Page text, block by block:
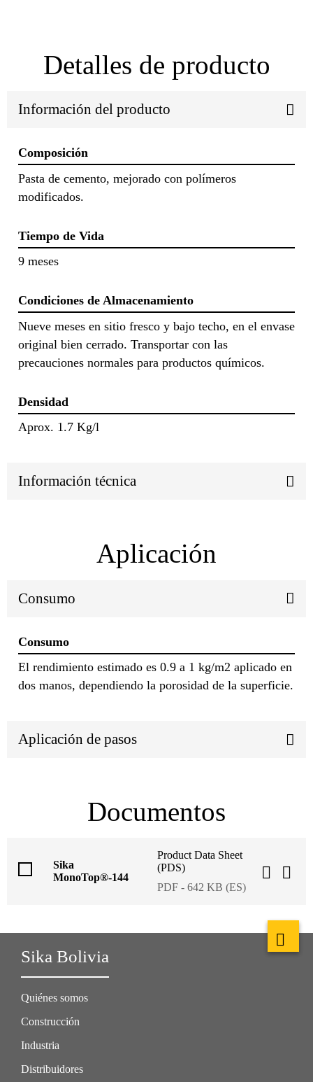
Detalles de producto
Información del producto
Composición
Pasta de cemento, mejorado con polímeros
modificados.
Tiempo de Vida
9 meses
Condiciones de Almacenamiento
Nueve meses en sitio fresco y bajo techo, en el envase
original bien cerrado. Transportar con las
precauciones normales para productos químicos.
Densidad
Aprox. 1.7 Kg/l
Información técnica
Aplicación
Consumo
Consumo
El rendimiento estimado es 0.9 a 1 kg/m2 aplicado en
dos manos, dependiendo la porosidad de la superficie.
Aplicación de pasos
Documentos
Sika
MonoTop®-144
Product Data Sheet
(PDS)
PDF - 642 KB (ES)
Sika Bolivia
Quiénes somos
Construcción
Industria
Distribuidores